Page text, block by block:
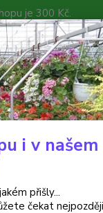
je 300 Kč.
po přijetí
převislý - cena
s
i v našem
přišly...
čekat